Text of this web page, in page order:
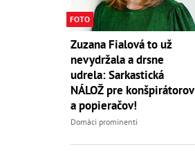
FOTO
Zuzana Fialová to už
nevydržala a drsne
udrela: Sarkastická
NÁLOŽ pre konšpirátorov
a popieračov!
Domáci prominenti